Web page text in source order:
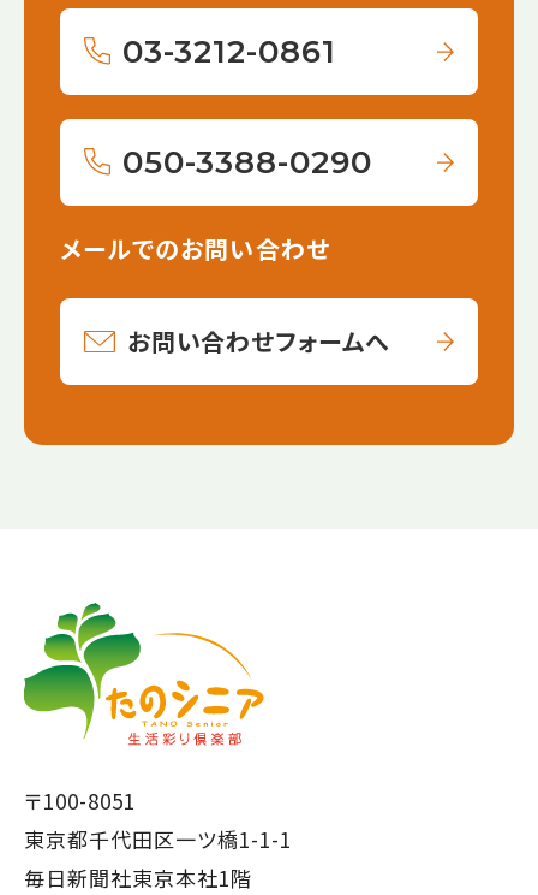
03-3212-0861
050-3388-0290
メールでのお問い合わせ
お問い合わせフォームへ
す】
〒100-8051
東京都千代田区一ツ橋1-1-1
毎日新聞社東京本社1階